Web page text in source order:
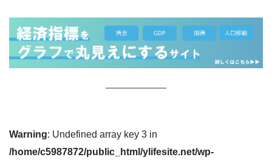
Warning: Undefined array key 3 in
/home/c5987872/public_html/ylifesite.net/wp-